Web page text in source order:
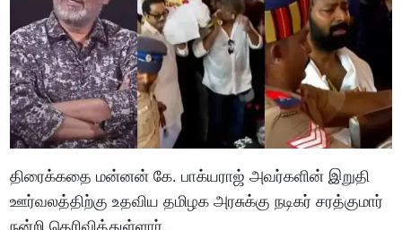
திரைக்கதை மன்னன் கே. பாக்யராஜ் அவர்களின் இறுதி
ஊர்வலத்திற்கு உதவிய தமிழக அரசுக்கு நடிகர் சரத்குமார்
நன்றி தெரிவித்துள்ளார்.